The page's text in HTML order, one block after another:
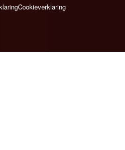
Cookieverklaring